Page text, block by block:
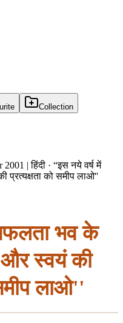
Collection
| हिंदी · “इस नये वर्ष में
प्रत्यक्षता को समीप लाओ''
भव के
और स्वयं की
लाओ''